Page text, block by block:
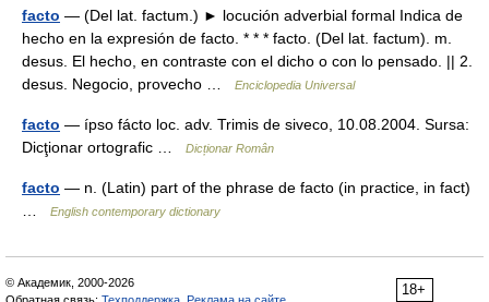
facto — (Del lat. factum.) ► locución adverbial formal Indica de
hecho en la expresión de facto. * * * facto. (Del lat. factum). m.
desus. El hecho, en contraste con el dicho o con lo pensado. || 2.
desus. Negocio, provecho …
Enciclopedia Universal
facto — ípso fácto loc. adv. Trimis de siveco, 10.08.2004. Sursa:
Dicţionar ortografic …
Dicționar Român
facto — n. (Latin) part of the phrase de facto (in practice, in fact)
English contemporary dictionary
18+
© Академик, 2000-2026